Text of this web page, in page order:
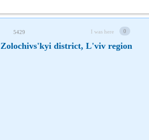
5429 I was here 0
Zolochivs'kyi district, L'viv region